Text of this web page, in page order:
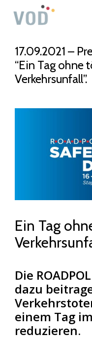
17.09.2021 –
“Ein Tag ohne
Verkehrsunfall”.
Ein Tag
Die
dazu
einem Tag
reduzieren.